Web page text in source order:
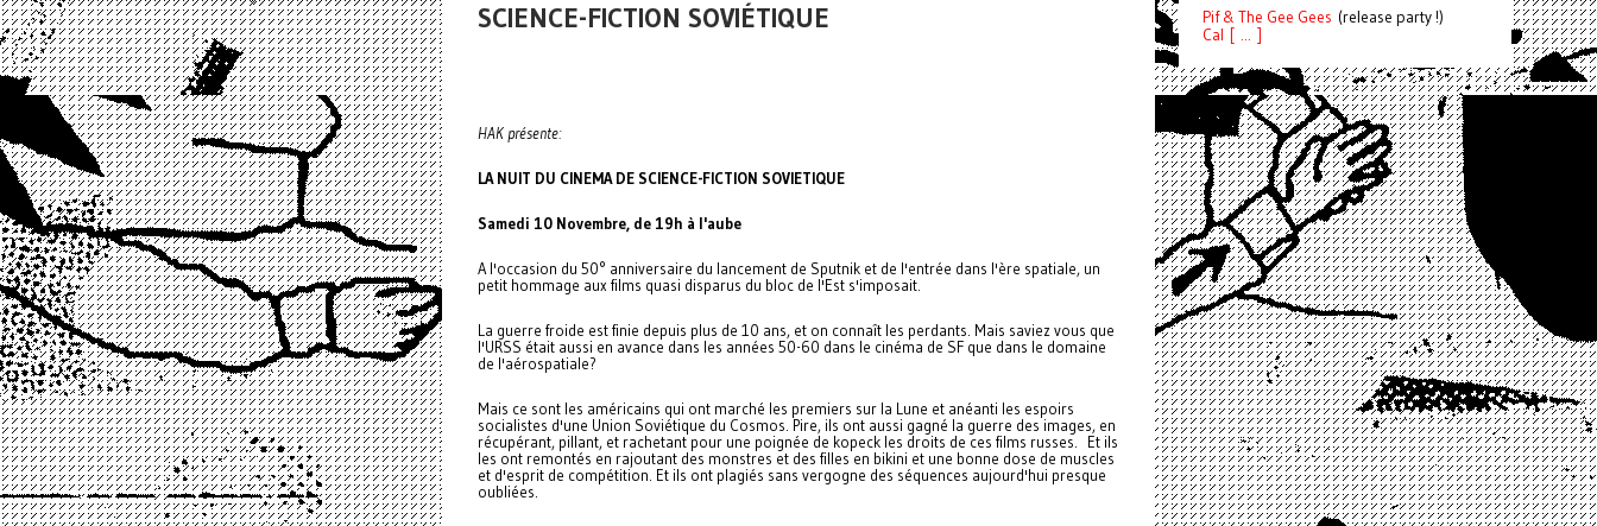
SCIENCE-FICTION SOVIÉTIQUE
HAK présente:
LA NUIT DU CINEMA DE SCIENCE-FICTION SOVIETIQUE
Samedi 10 Novembre, de 19h à l'aube
A l'occasion du 50° anniversaire du lancement de Sputnik et de l'entrée dans l'ère spatiale, un
petit hommage aux films quasi disparus du bloc de l'Est s'imposait.
La guerre froide est finie depuis plus de 10 ans, et on connaît les perdants. Mais saviez vous que
l'URSS était aussi en avance dans les années 50-60 dans le cinéma de SF que dans le domaine
de l'aérospatiale?
Mais ce sont les américains qui ont marché les premiers sur la Lune et anéanti les espoirs
socialistes d'une Union Soviétique du Cosmos. Pire, ils ont aussi gagné la guerre des images, en
récupérant, pillant, et rachetant pour une poignée de kopeck les droits de ces films russes. Et ils
les ont remontés en rajoutant des monstres et des filles en bikini et une bonne dose de muscles
et d'esprit de compétition. Et ils ont plagiés sans vergogne des séquences aujourd'hui presque
oubliées.
Pif& The Gee Gees (release party !)
Cal [ ... ]